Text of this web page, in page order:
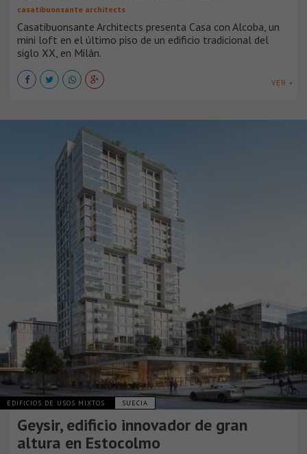
casatibuonsante architects
Casatibuonsante Architects presenta Casa con Alcoba, un
mini loft en el último piso de un edificio tradicional del
siglo XX, en Milán.
VER +
EDIFICIOS DE USOS MIXTOS SUECIA
Geysir, edificio innovador de gran
altura en Estocolmo